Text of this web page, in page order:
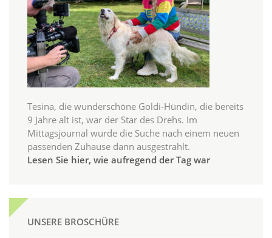
Tesina, die wunderschöne Goldi-Hündin, die bereits
9 Jahre alt ist, war der Star des Drehs. Im
Mittagsjournal wurde die Suche nach einem neuen
passenden Zuhause dann ausgestrahlt.
Lesen Sie hier, wie aufregend der Tag war
UNSERE BROSCHÜRE